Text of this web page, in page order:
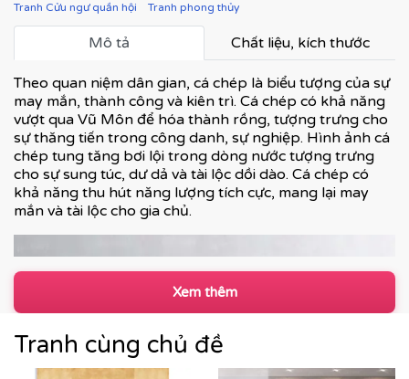
Tranh Cửu ngư quần hội Tranh phong thủy
Mô tả Chất liệu, kích thước
Theo quan niệm dân gian, cá chép là biểu tượng của sự
may mắn, thành công và kiên trì. Cá chép có khả năng
vượt qua Vũ Môn để hóa thành rồng, tượng trưng cho
sự thăng tiến trong công danh, sự nghiệp. Hình ảnh cá
chép tung tăng bơi lội trong dòng nước tượng trưng
cho sự sung túc, dư dả và tài lộc dồi dào. Cá chép có
khả năng thu hút năng lượng tích cực, mang lại may
mắn và tài lộc cho gia chủ.
Xem thêm
Tranh cùng chủ đề